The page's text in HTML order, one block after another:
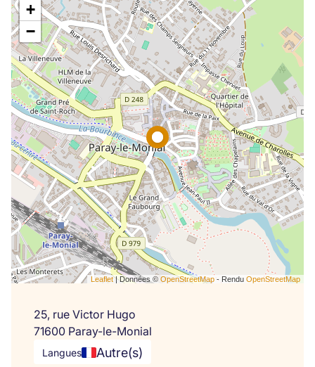
+
−
Leaflet| Données © OpenStreetMap- Rendu OpenStreetMap
25, rue Victor Hugo
71600 Paray-le-Monial
Langues Autre(s)